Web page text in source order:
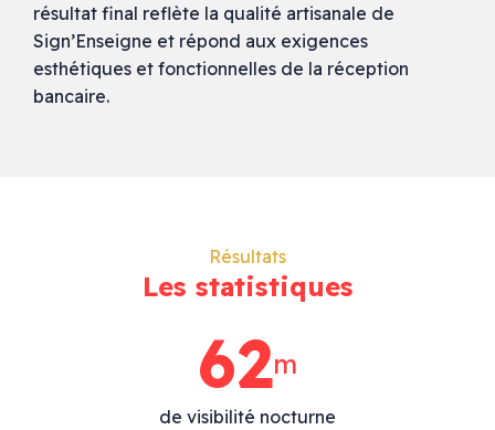
résultat final reflète la qualité artisanale de
Sign’Enseigne et répond aux exigences
esthétiques et fonctionnelles de la réception
bancaire.
Résultats
Les statistiques
89m
de visibilité nocturne